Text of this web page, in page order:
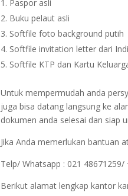
Paspor asli
Buku pelaut asli
Softfile foto background putih
Softfile invitation letter dari
Softfile KTP dan Kartu
Untuk mempermudah anda
juga bisa datang langsung ke
dokumen anda selesai dan siap
Jika Anda memerlukan bantuan
Telp/ Whatsapp : 021
Berikut alamat lengkap kantor